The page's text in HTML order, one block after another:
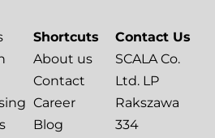
Shortcuts
About us
Contact
Career
Blog
Contact Us
SCALA Co.
Ltd. LP
Rakszawa
334